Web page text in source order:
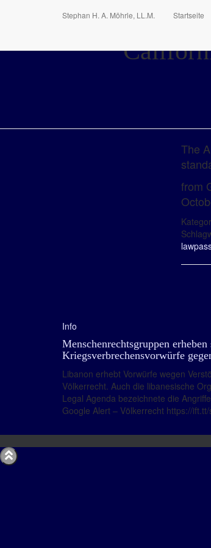
Stephan H. A. Möhrle, LL.M. Startseite
The
from
law
Info
Menschenrechtsgruppen erheben
Kriegsverbrechensvorwürfe
Libanon erhebt Vorwürfe wegen
Völkerrecht. Auch die libanesische
Legal Agenda bezeichnete die
Google Alert – Völkerrecht https://